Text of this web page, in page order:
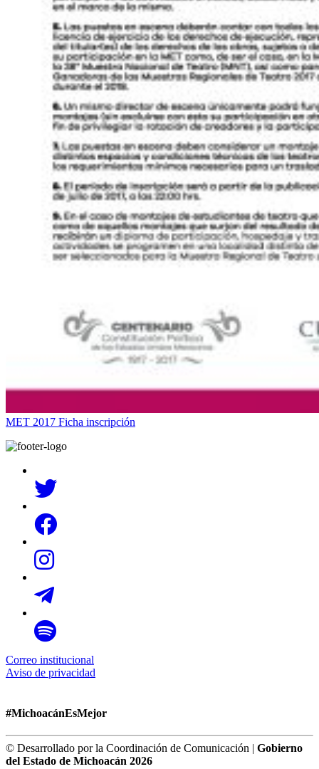
MET 2017 Ficha inscripción
Correo institucional
Aviso de privacidad
#MichoacánEsMejor
© Desarrollado por la Coordinación de Comunicación | Gobierno
del Estado de Michoacán 2026